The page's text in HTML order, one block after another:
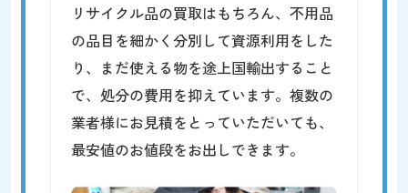
リサイクル品の買取はもちろん、不用品
の品目を細かく分別して資源利用をした
り、まだ使える物を途上国輸出すること
で、処分の費用を抑えています。複数の
業者様にお見積をとっていただいても、
最安値のお値段をお出しできます。